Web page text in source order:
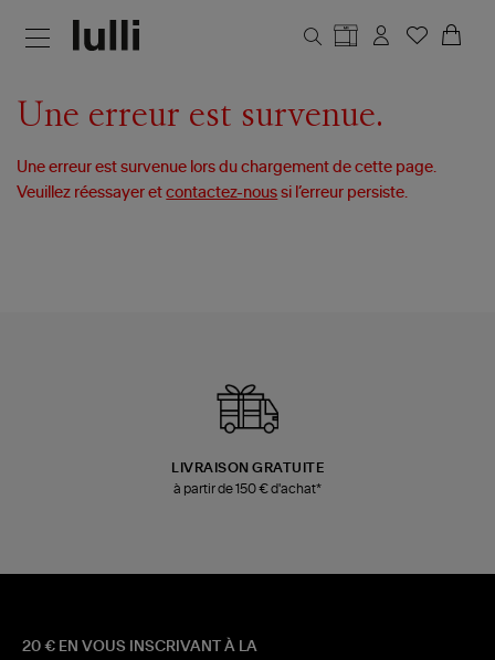
Une erreur est survenue.
Une erreur est survenue lors du chargement de cette page.
Veuillez réessayer etcontactez-nous si l’erreur persiste.
LIVRAISON GRATUITE
à partir de 150 € d'achat*
20 € EN VOUS INSCRIVANT À LA